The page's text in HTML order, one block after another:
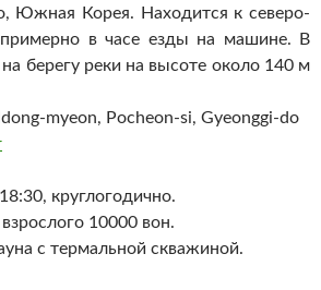
Южная Корея. Находится к северо-
примерно в часе езды на машине. В
берегу реки на высоте около 140 м
myeon, Pocheon-si, Gyeonggi-dо
круглогодично.
10000 вон.
с термальной скважиной.